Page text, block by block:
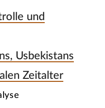
und
Usbekistans
Zeitalter